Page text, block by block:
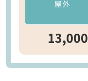
13,000